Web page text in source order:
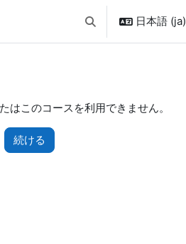
検索入力に切り替える
日本語 ‎(ja)‎
はこのコースを利用できません。
続ける